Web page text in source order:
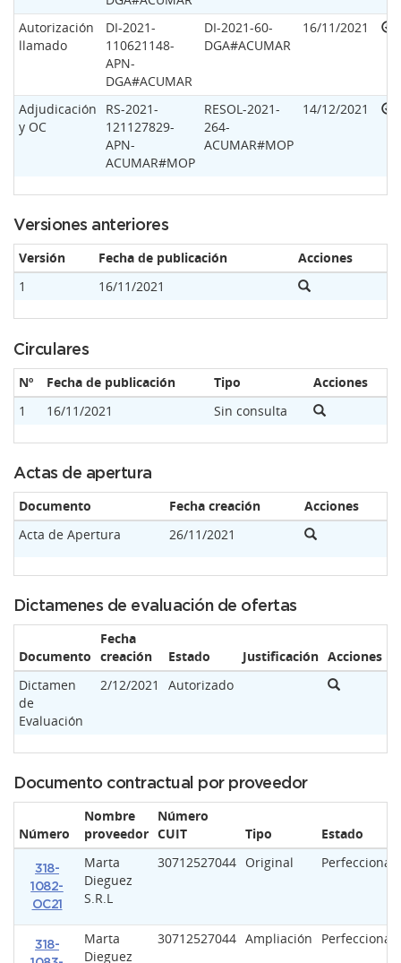
Autorización
llamado
DI-2021-
110621148-
APN-
DGA#ACUMAR
DI-2021-60-
DGA#ACUMAR
16/11/2021
Adjudicación
y OC
RS-2021-
121127829-
APN-
ACUMAR#MOP
RESOL-2021-
264-
ACUMAR#MOP
14/12/2021
Versiones anteriores
Versión Fecha de publicación
Acciones
1
16/11/2021
Circulares
Nº Fecha de publicación Tipo
Acciones
1
16/11/2021 Sin consulta
Actas de apertura
Documento Fecha creación
Acciones
Acta de Apertura
26/11/2021
Dictamenes de evaluación de ofertas
Documento
Fecha
creación
Estado Justificación Acciones
Dictamen
de
Evaluación
2/12/2021 Autorizado
Documento contractual por proveedor
Número
Nombre
proveedor
Número
CUIT
Tipo Estado
318-
1082-
OC21
Marta
Dieguez
S.R.L
30712527044 Original
318-
Marta
Dieguez
30712527044 Ampliación